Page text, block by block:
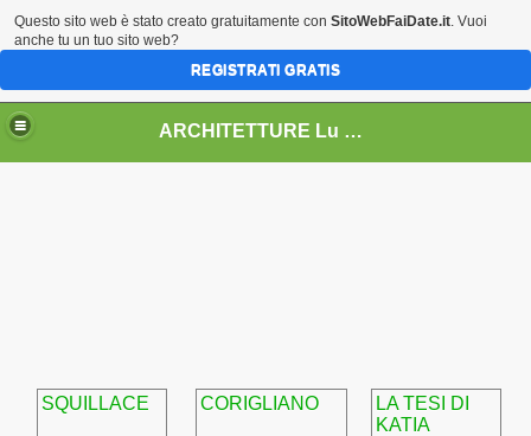
ARCHITETTURE Lu & Ka
SQUILLACE CORIGLIANO
LA TESI DI
KATIA
Questo sito web è stato creato gratuitamente con SitoWebFaiDate.it. Vuoi
anche tu un tuo sito web?
REGISTRATI GRATIS